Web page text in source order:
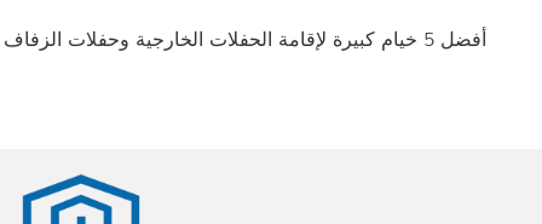
4. أفضل 5 خيام كبيرة لإقامة الحفلات الخارجية وحفلات الزفاف